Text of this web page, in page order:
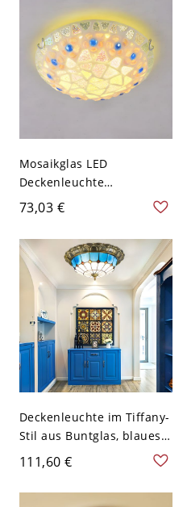
Mosaikglas LED
Deckenleuchte
Mediterraner Beiger
Kuppel-Deckenleuchte -
110V-120V 30,48 cm
Weißlicht
73,03 €
Deckenleuchte im Tiffany-
Stil aus Buntglas, blaues
mediterranes Modell mit
Bronze-Finish - 110V-120V
40,64 cm Weißlicht
111,60 €